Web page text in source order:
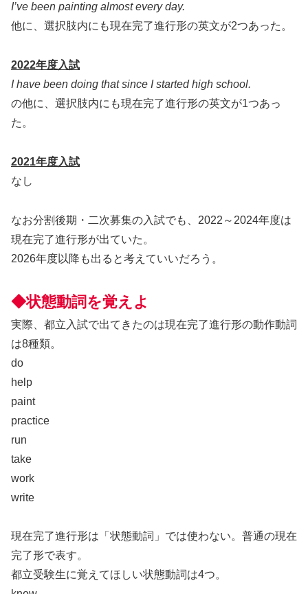
I’ve been painting almost every day.
他に、選択肢内にも現在完了進行形の英文が2つあった。
2022年度入試
I have been doing that since I started high school.
の他に、選択肢内にも現在完了進行形の英文が1つあっ
た。
2021年度入試
なし
なお分割後期・二次募集の入試でも、2022～2024年度は
現在完了進行形が出ていた。
2026年度以降も出ると考えていいだろう。
◆状態動詞を覚えよ
実際、都立入試で出てきたのは現在完了進行形の動作動詞
は8種類。
do
help
paint
practice
run
take
work
​write
現在完了進行形は「状態動詞」では使わない。普通の現在
完了形で表す。
都立受験生に覚えてほしい状態動詞は4つ。